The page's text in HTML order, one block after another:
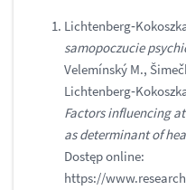
samopoczucie
Velemínský M.,
Factors influencing
as determinant of
Dostęp online:
https://